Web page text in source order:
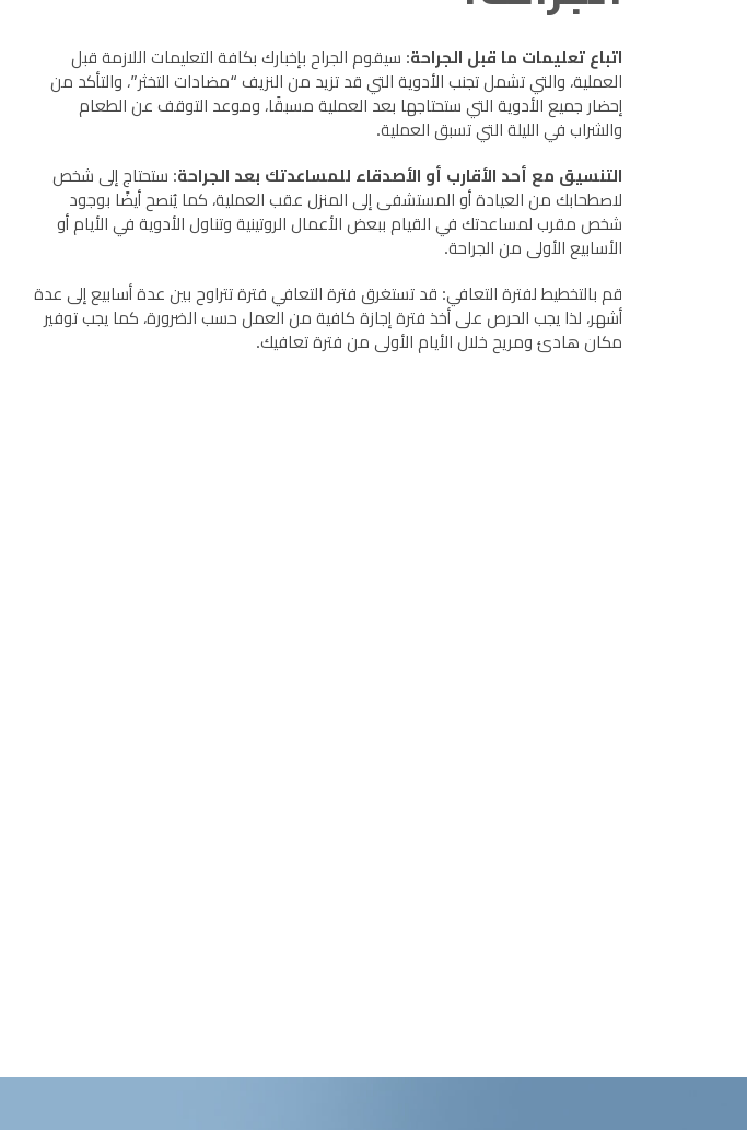
اتباع تعليمات ما قبل الجراحة: سيقوم الجراح بإخبارك بكافة التعليمات اللازمة قبل
العملية، والتي تشمل تجنب الأدوية التي قد تزيد من النزيف “مضادات التخثر”، والتأكد من
إحضار جميع الأدوية التي ستحتاجها بعد العملية مسبقًا، وموعد التوقف عن الطعام
والشراب في الليلة التي تسبق العملية.
التنسيق مع أحد الأقارب أو الأصدقاء للمساعدتك بعد الجراحة: ستحتاج إلى شخص
لاصطحابك من العيادة أو المستشفى إلى المنزل عقب العملية، كما يُنصح أيضًا بوجود
شخص مقرب لمساعدتك في القيام ببعض الأعمال الروتينية وتناول الأدوية في الأيام أو
الأسابيع الأولى من الجراحة.
قم بالتخطيط لفترة التعافي: قد تستغرق فترة التعافي فترة تتراوح بين عدة أسابيع إلى عدة
أشهر، لذا يجب الحرص على أخذ فترة إجازة كافية من العمل حسب الضرورة، كما يجب توفير
مكان هادئ ومريح خلال الأيام الأولى من فترة تعافيك.